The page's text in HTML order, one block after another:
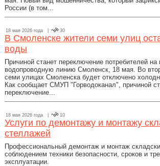
России (в том...
18 мая 2026 года | 30
В Смоленске жители семи улиц
воды
Причиной станет переключение потребителей на
водопроводную линию Смоленск, 18 мая. Во
семи улицах Смоленска будет отключено
Как сообщает СМУП "Горводоканал", причиной
переключение...
18 мая 2026 года | 10
Услуги по демонтажу и монтажу
стеллажей
Профессиональный демонтаж и монтаж
соблюдением техники безопасности, сроков и
эксплуатации.